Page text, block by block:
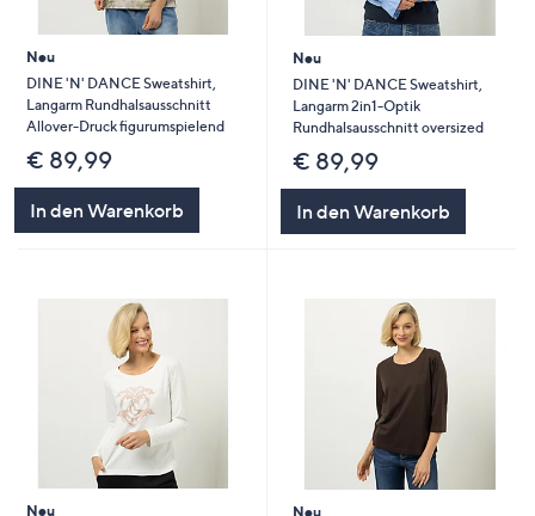
Neu
DINE 'N' DANCE Sweatshirt,
Langarm Rundhalsausschnitt
Allover-Druck figurumspielend
€ 89,99
In den Warenkorb
Neu
DINE 'N' DANCE Sweatshirt,
Langarm 2in1-Optik
Rundhalsausschnitt oversized
€ 89,99
In den Warenkorb
Neu Neu